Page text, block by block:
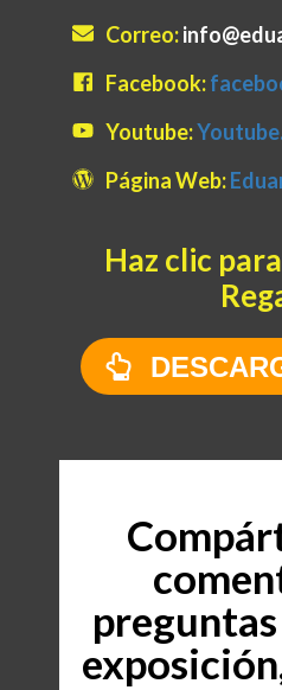
Correo:
Facebook:
Youtube:
Página Web:
Haz clic